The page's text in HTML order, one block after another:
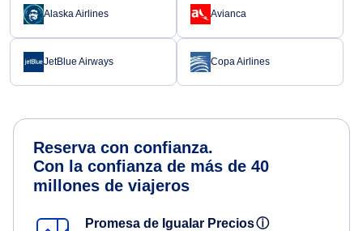
Alaska Airlines Avianca
JetBlue Airways Copa Airlines
Reserva con confianza.
Con la confianza de más de 40
millones de viajeros
Promesa de Igualar Preciosⓘ